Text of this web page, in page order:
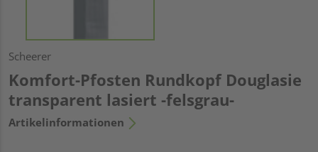
Scheerer
Komfort-Pfosten Rundkopf Douglasie
transparent lasiert -felsgrau-
Artikelinformationen